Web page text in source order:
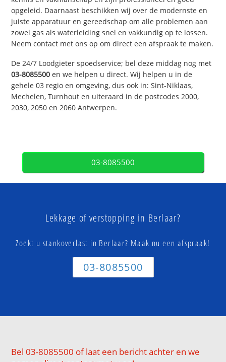
opgeleid. Daarnaast beschikken wij over de modernste en
juiste apparatuur en gereedschap om alle problemen aan
zowel gas als waterleiding snel en vakkundig op te lossen.
Neem contact met ons op om direct een afspraak te maken.
De 24/7 Loodgieter spoedservice; bel deze middag nog met
03-8085500 en we helpen u direct. Wij helpen u in de
gehele 03 regio en omgeving, dus ook in: Sint-Niklaas,
Mechelen, Turnhout en uiteraard in de postcodes 2000,
2030, 2050 en 2060 Antwerpen.
03-8085500
Lekkage of verstopping in Berlaar?
Zoekt u stankoverlast in Berlaar? Maak nu een afspraak!
03-8085500
Bel 03-8085500 of laat een bericht achter en we